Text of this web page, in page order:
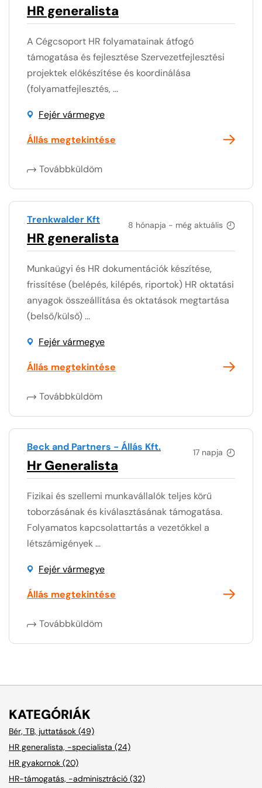
HR generalista
A Cégcsoport HR folyamatainak átfogó
támogatása és fejlesztése Szervezetfejlesztési
projektek előkészítése és koordinálása
(folyamatfejlesztés, ...
Fejér vármegye
Állás megtekintése
Továbbküldöm
8 hónapja - még aktuális
Trenkwalder Kft
HR generalista
Munkaügyi és HR dokumentációk készítése,
frissítése (belépés, kilépés, riportok) HR oktatási
anyagok összeállítása és oktatások megtartása
(belső/külső) ...
Fejér vármegye
Állás megtekintése
Továbbküldöm
17 napja
Beck and Partners - Állás Kft.
Hr Generalista
Fizikai és szellemi munkavállalók teljes körű
toborzásának és kiválasztásának támogatása.
Folyamatos kapcsolattartás a vezetőkkel a
létszámigények ...
Fejér vármegye
Állás megtekintése
Továbbküldöm
KATEGÓRIÁK
Bér, TB, juttatások (49)
HR generalista, -specialista (24)
HR gyakornok (20)
HR-támogatás, -adminisztráció (32)